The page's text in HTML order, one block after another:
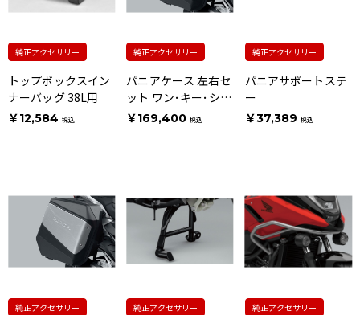
純正アクセサリー
トップボックスイン
ナーバッグ 38L用
￥12,584 税込
純正アクセサリー
パニアケース 左右セ
ット ワン･キー･シス
テムタイプ [ウェー
￥169,400 税込
純正アクセサリー
パニアサポートステ
ー
￥37,389 税込
純正アクセサリー 純正アクセサリー 純正アクセサリー